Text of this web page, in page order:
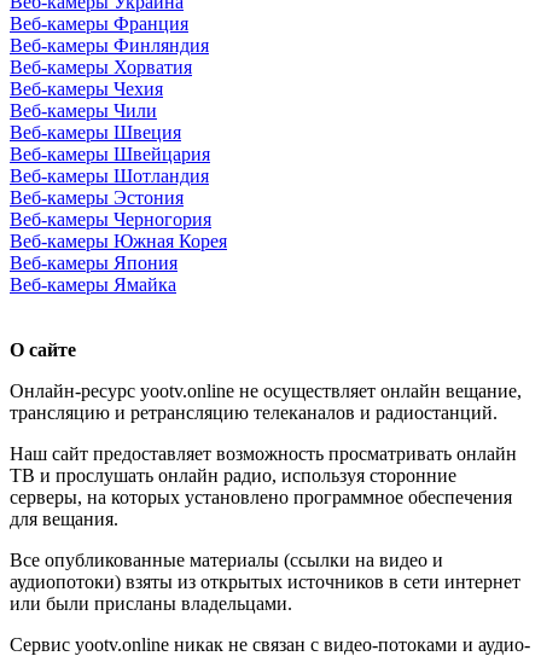
Веб-камеры Франция
Веб-камеры Финляндия
Веб-камеры Хорватия
Веб-камеры Чехия
Веб-камеры Чили
Веб-камеры Швеция
Веб-камеры Швейцария
Веб-камеры Шотландия
Веб-камеры Эстония
Веб-камеры Черногория
Веб-камеры Южная Корея
Веб-камеры Япония
Веб-камеры Ямайка
О сайте
Онлайн-ресурс yootv.online не осуществляет онлайн вещание,
трансляцию и ретрансляцию телеканалов и радиостанций.
Наш сайт предоставляет возможность просматривать онлайн
ТВ и прослушать онлайн радио, используя сторонние
серверы, на которых установлено программное обеспечения
для вещания.
Все опубликованные материалы (ссылки на видео и
аудиопотоки) взяты из открытых источников в сети интернет
или были присланы владельцами.
Сервис yootv.online никак не связан с видео-потоками и аудио-